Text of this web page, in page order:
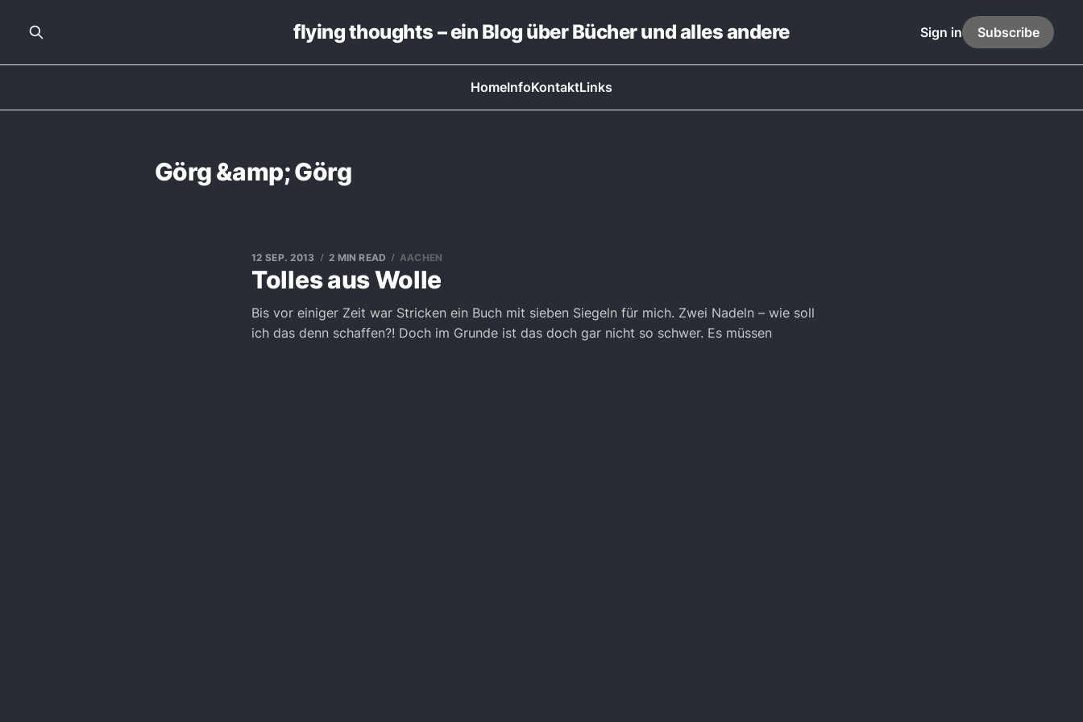
flying thoughts – ein Blog über Bücher und alles andere
HomeInfoKontaktLinks
Sign in Subscribe
Görg &amp; Görg
Tolles aus Wolle
12 SEP. 2013 2 MIN READ AACHEN
Bis vor einiger Zeit war Stricken ein Buch mit sieben Siegeln für mich. Zwei Nadeln – wie soll
ich das denn schaffen?! Doch im Grunde ist das doch gar nicht so schwer. Es müssen